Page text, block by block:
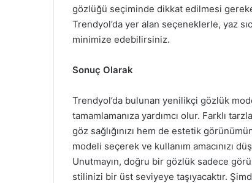
gözlüğü seçiminde dikkat edilmesi
Trendyol’da yer alan seçeneklerle, yaz
minimize edebilirsiniz.
Sonuç Olarak
Trendyol’da bulunan yenilikçi gözlük
tamamlamanıza yardımcı olur. Farklı
göz sağlığınızı hem de estetik
modeli seçerek ve kullanım amacınızı
Unutmayın, doğru bir gözlük sadece
stilinizi bir üst seviyeye taşıyacaktır.